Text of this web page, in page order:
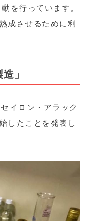
を行っています。
成させるために利
」
イロン・アラック
したことを発表し